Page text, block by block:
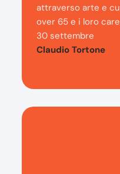
attraverso arte e
over 65 e i loro
30 settembre
Claudio Tortone